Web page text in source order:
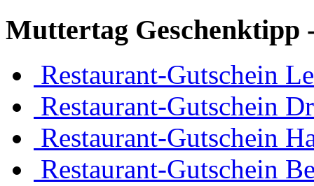
Muttertag Geschenktipp
Restaurant-Gutschein
Restaurant-Gutschein
Restaurant-Gutschein
Restaurant-Gutschein